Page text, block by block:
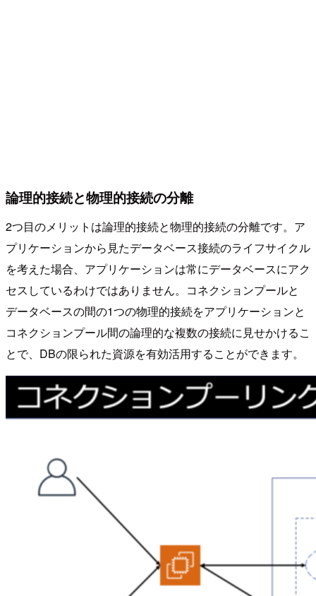
論理的接続と物理的接続の分離
2つ目のメリットは論理的接続と物理的接続の分離です。ア
プリケーションから見たデータベース接続のライフサイクル
を考えた場合、アプリケーションは常にデータベースにアク
セスしているわけではありません。コネクションプールと
データベースの間の1つの物理的接続をアプリケーションと
コネクションプール間の論理的な複数の接続に見せかけるこ
とで、DBの限られた資源を有効活用することができます。